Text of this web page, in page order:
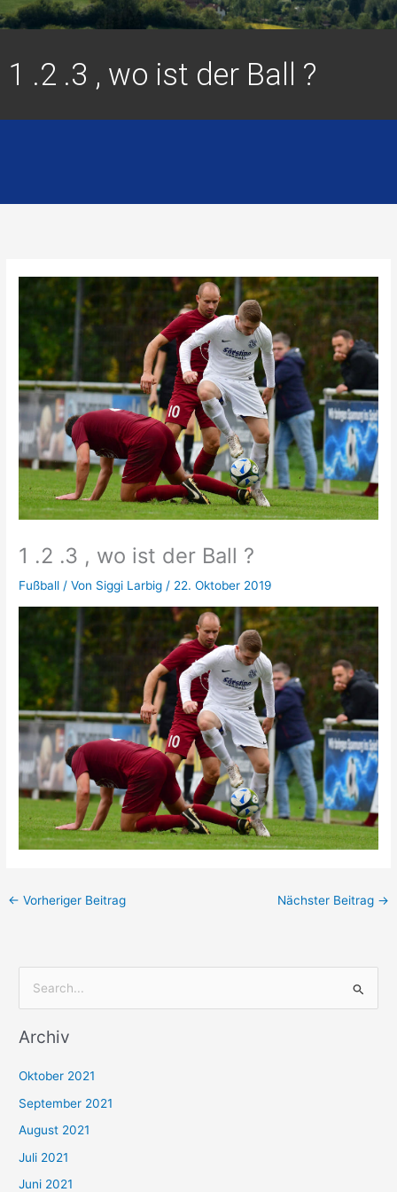
1 .2 .3 , wo ist der Ball ?
1 .2 .3 , wo ist der Ball ?
Fußball / Von Siggi Larbig/ 22. Oktober 2019
← Vorheriger Beitrag Nächster Beitrag →
c
n
n
a
c
Archiv
Oktober 2021
September 2021
August 2021
Juli 2021
Juni 2021